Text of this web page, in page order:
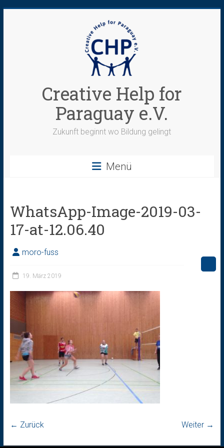
Creative Help for
Paraguay e.V.
Zukunft beginnt wo Bildung gelingt
Menü
WhatsApp-Image-2019-03-
17-at-12.06.40
moro-fuss
19. März 2019
← Zurück Weiter →